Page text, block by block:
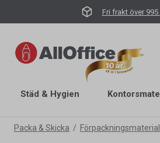
Fri frakt över 995
Städ & Hygien
Packa & Skicka Förpackningsmaterial